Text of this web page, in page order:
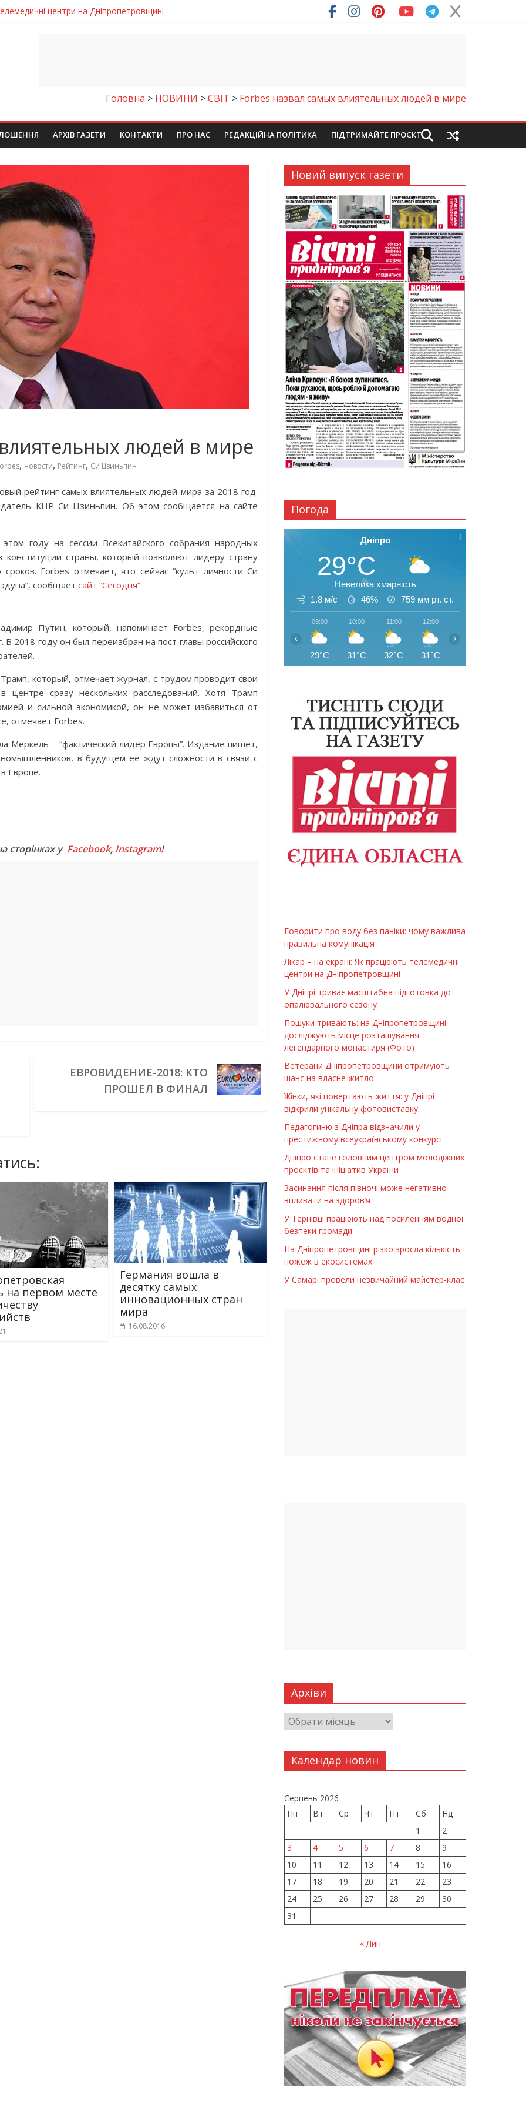
центри на Дніпропетровщині
досліджують місце розташування легендарного монастиря (Фото)
шанс на власне житло
важлива правильна комунікація
Головна > НОВИНИ >СВІТ > Forbes назвал самых влиятельных людей в мире
АРХІВ ГАЗЕТИ КОНТАКТИ ПРО НАС РЕДАКЦІЙНА ПОЛІТИКА ПІДТРИМАЙТЕ ПРОЄКТ
людей в мире
, новости, Рейтинг, Си Цзиньпин
рейтинг самых влиятельных людей мира за 2018 год.
КНР Си Цзиньпин. Об этом сообщается на сайте
году на сессии Всекитайского собрания народных
страны, который позволяют лидеру страну
Forbes отмечает, что сейчас “культ личности Си
сообщает сайт “Сегодня”.
Путин, который, напоминает Forbes, рекордные
2018 году он был переизбран на пост главы российского
который, отмечает журнал, с трудом проводит свои
центре сразу нескольких расследований. Хотя Трамп
и сильной экономикой, он не может избавиться от
отмечает Forbes.
Меркель – “фактический лидер Европы”. Издание пишет,
в будущем ее ждут сложности в связи с
Европе.
сторінках у Facebook, Instagram!
ЕВРОВИДЕНИЕ-2018: КТО
ПРОШЕЛ В ФИНАЛ
на первом месте
Германия вошла в
десятку самых
инновационных стран
мира
16.08.2016
Новий випуск газети
Погода
Дніпро
29°C
Невелика хмарність
1.8 м/с
46% 759 мм рт. ст.
09:00
29°C
10:00
31°C
11:00
32°C
12:00
31°C
‹ ›
Говорити про воду без паніки: чому важлива
правильна комунікація
Лікар – на екрані: Як працюють телемедичні
центри на Дніпропетровщині
У Дніпрі триває масштабна підготовка до
опалювального сезону
Пошуки тривають: на Дніпропетровщині
досліджують місце розташування
легендарного монастиря (Фото)
Ветерани Дніпропетровщини отримують
шанс на власне житло
Жінки, які повертають життя: у Дніпрі
відкрили унікальну фотовиставку
Педагогиню з Дніпра відзначили у
престижному всеукраїнському конкурсі
Дніпро стане головним центром молодіжних
проєктів та ініціатив України
Засинання після півночі може негативно
впливати на здоров’я
У Тернівці працюють над посиленням водної
безпеки громади
На Дніпропетровщині різко зросла кількість
пожеж в екосистемах
У Самарі провели незвичайний майстер-клас
Архіви
Календар новин
Серпень 2026
Пн
Вт Ср Чт Пт Сб
Нд
1
2
3
4 5 6 7 8
9
10
11 12 13 14 15
16
17
18 19 20 21 22
23
24
25 26 27 28 29
30
31
« Лип